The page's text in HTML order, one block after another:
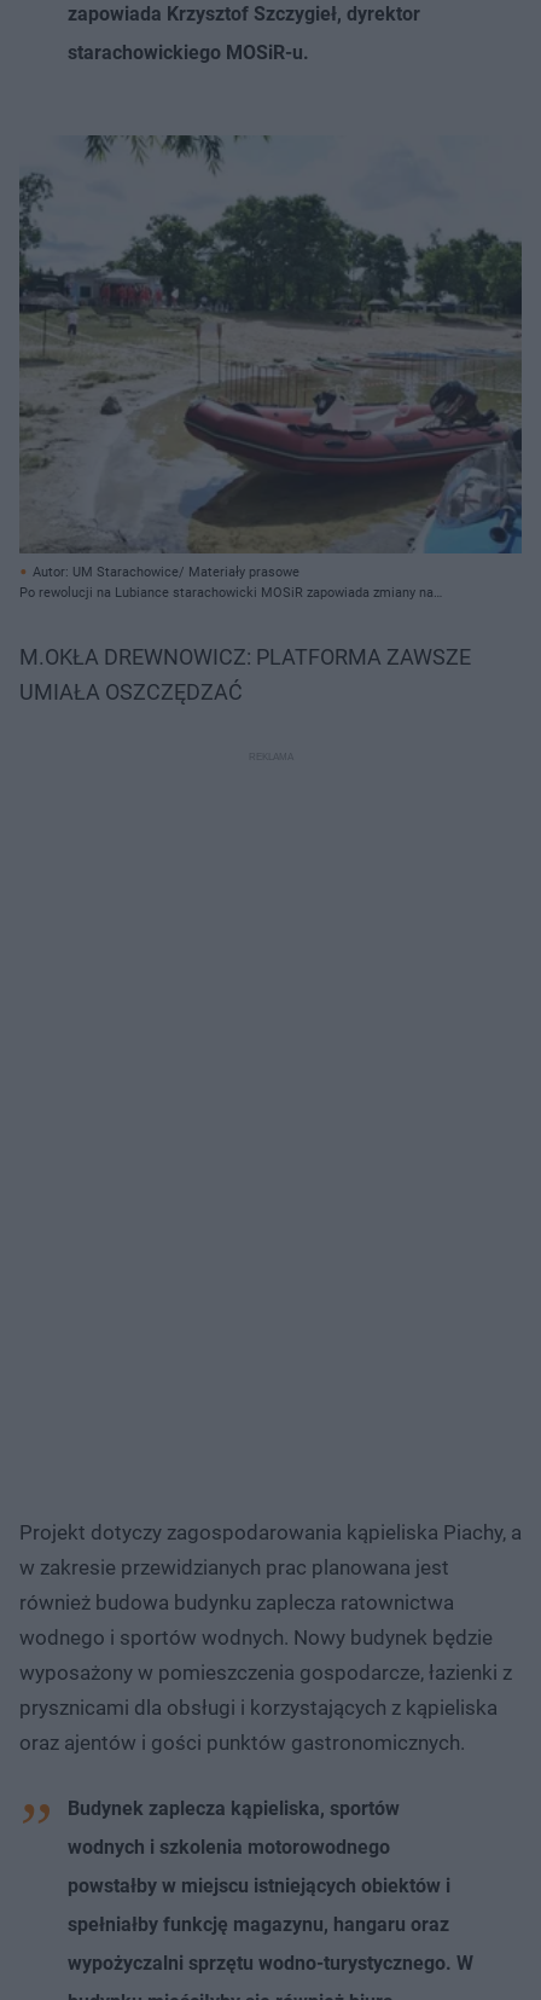
zapowiada Krzysztof Szczygieł, dyrektor
starachowickiego MOSiR-u.
Autor: UM Starachowice/ Materiały prasowe
Po rewolucji na Lubiance starachowicki MOSiR zapowiada zmiany na
M.OKŁA DREWNOWICZ: PLATFORMA ZAWSZE
UMIAŁA OSZCZĘDZAĆ
Projekt dotyczy zagospodarowania kąpieliska Piachy, a
w zakresie przewidzianych prac planowana jest
również budowa budynku zaplecza ratownictwa
wodnego i sportów wodnych. Nowy budynek będzie
wyposażony w pomieszczenia gospodarcze, łazienki z
prysznicami dla obsługi i korzystających z kąpieliska
oraz ajentów i gości punktów gastronomicznych.
Budynek zaplecza kąpieliska, sportów
wodnych i szkolenia motorowodnego
powstałby w miejscu istniejących obiektów i
spełniałby funkcję magazynu, hangaru oraz
wypożyczalni sprzętu wodno-turystycznego. W